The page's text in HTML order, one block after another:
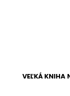
VEĽKÁ KNIHA